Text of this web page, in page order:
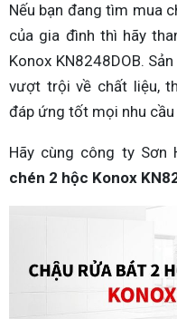
Nếu bạn đang tìm mua
của gia đình thì hãy
Konox KN8248DOB.
vượt trội về chất liệu,
đáp ứng tốt mọi nhu
Hãy cùng công ty
chén 2 hộc Konox